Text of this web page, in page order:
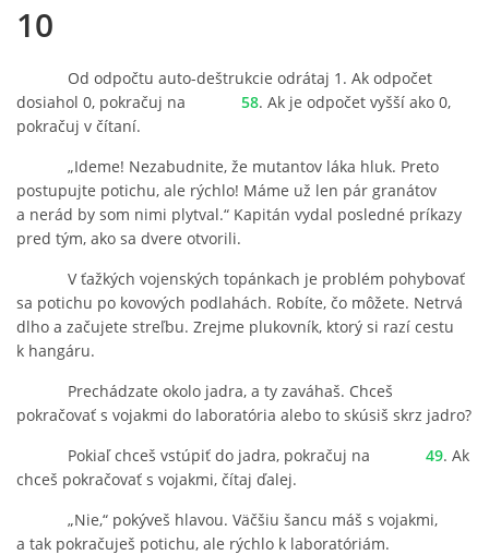
10
Od odpočtu auto-deštrukcie odrátaj 1. Ak odpočet
dosiahol 0, pokračuj na
58. Ak je odpočet vyšší ako 0,
pokračuj v čítaní.
„Ideme! Nezabudnite, že mutantov láka hluk. Preto
postupujte potichu, ale rýchlo! Máme už len pár granátov
a nerád by som nimi plytval.“ Kapitán vydal posledné príkazy
pred tým, ako sa dvere otvorili.
V ťažkých vojenských topánkach je problém pohybovať
sa potichu po kovových podlahách. Robíte, čo môžete. Netrvá
dlho a začujete streľbu. Zrejme plukovník, ktorý si razí cestu
k hangáru.
Prechádzate okolo jadra, a ty zaváhaš. Chceš
pokračovať s vojakmi do laboratória alebo to skúsiš skrz jadro?
Pokiaľ chceš vstúpiť do jadra, pokračuj na
49. Ak
chceš pokračovať s vojakmi, čítaj ďalej.
„Nie,“ pokýveš hlavou. Väčšiu šancu máš s vojakmi,
a tak pokračuješ potichu, ale rýchlo k laboratóriám.